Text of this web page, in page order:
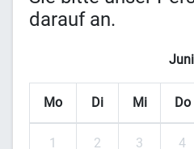
darauf an.
Juni
Mo Di Mi Do
1 2 3 4